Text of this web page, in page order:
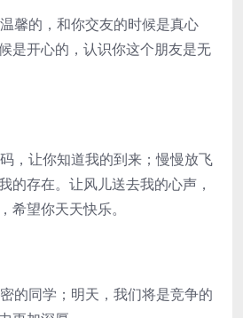
馨的，和你交友的时候是真心
是开心的，认识你这个朋友是无
，让你知道我的到来；慢慢放飞
的存在。让风儿送去我的心声，
希望你天天快乐。
的同学；明天，我们将是竞争的